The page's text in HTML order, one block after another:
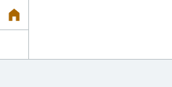
Link
Startseite